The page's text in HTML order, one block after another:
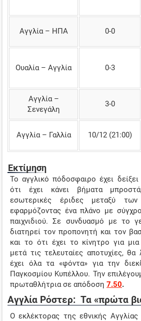
Αγγλία – ΗΠΑ 0-0
Ουαλία – Αγγλία 0-3
Αγγλία –
Σενεγάλη
3-0
Αγγλία – Γαλλία 10/12 (21:00)
Εκτίμηση
Το αγγλικό πόδοσφαιρο έχει δείξει
ότι έχει κάνει βήματα
εσωτερικές έριδες μεταξύ
εφαρμόζοντας ένα πλάνο με
παιχνιδιού. Σε συνδυασμό με το
διατηρεί τον προπονητή και τον
και το ότι έχει το κίνητρο για
μετά τις τελευταίες αποτυχίες,
έχει όλα τα «φόντα» για την
Παγκοσμίου Κυπέλλου. Την
πρωταθλήτρια σε απόδοση 7.50.
Αγγλία Ρόστερ: Τα «πρώτα
Ο εκλέκτορας της εθνικής Αγγλίας